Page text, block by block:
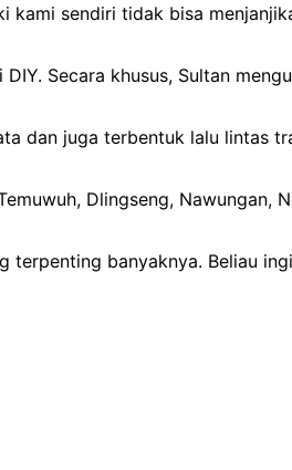
kami sendiri tidak bisa
Secara khusus, Sultan
dan juga terbentuk lalu lintas
Dlingseng, Nawungan,
terpenting banyaknya. Beliau